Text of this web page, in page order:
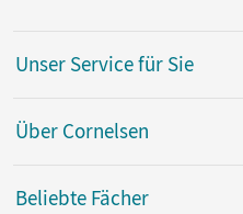
Unser Service für Sie
Über Cornelsen
Beliebte Fächer